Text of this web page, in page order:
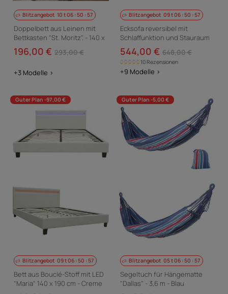
Blitzangebot 10 t06 :50 :56
Doppelbett aus Leinen mit
Bettkasten "St. Moritz". - 140 x
190 cm - Beige
196,00 € 293,00 €
+3 Modelle >
Blitzangebot 09t06 :50 :56
Ecksofa reversibel mit
Schlaffunktion und Stauraum
„Alain“ - 3-Sitzer - Grau
544,00 € 648,00 €
10 Rezensionen
+9 Modelle >
Guter Plan -97,00 €
Blitzangebot 09t06 :50 :56
Bett aus Bouclé-Stoff mit LED
"Maria" 140 x 190 cm - Creme
Guter Plan -5,00 €
Blitzangebot 05t06 :50 :56
Segeltuch für Hängematte
"Dallas" - 3,6 m - Blau